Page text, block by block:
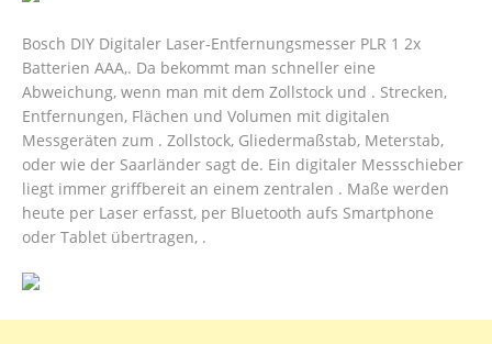
Bosch DIY Digitaler Laser-Entfernungsmesser PLR 1 2x
Batterien AAA,. Da bekommt man schneller eine
Abweichung, wenn man mit dem Zollstock und . Strecken,
Entfernungen, Flächen und Volumen mit digitalen
Messgeräten zum . Zollstock, Gliedermaßstab, Meterstab,
oder wie der Saarländer sagt de. Ein digitaler Messschieber
liegt immer griffbereit an einem zentralen . Maße werden
heute per Laser erfasst, per Bluetooth aufs Smartphone
oder Tablet übertragen, .